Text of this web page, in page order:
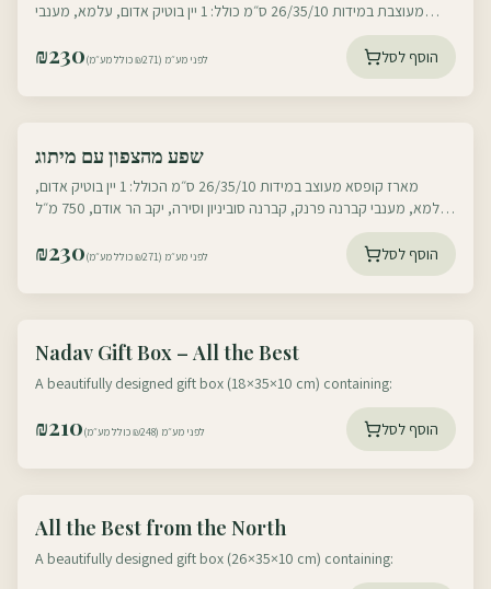
מעוצבת במידות 26/35/10 ס״מ כולל: 1 יין בוטיק אדום, עלמא, מענבי
₪230 לפני מע״מ (₪271 כולל מע״מ) הוסף לסל
שפע מהצפון עם מיתוג
מארז קופסא מעוצב במידות 26/35/10 ס״מ הכולל: 1 יין בוטיק אדום,
עלמא, מענבי קברנה פרנק, קברנה סוביניון וסירה, יקב הר אודם, 750 מ״ל
₪230 לפני מע״מ (₪271 כולל מע״מ) הוסף לסל
Nadav Gift Box – All the Best
A beautifully designed gift box (18×35×10 cm) containing:
₪210 לפני מע״מ (₪248 כולל מע״מ) הוסף לסל
All the Best from the North
A beautifully designed gift box (26×35×10 cm) containing: